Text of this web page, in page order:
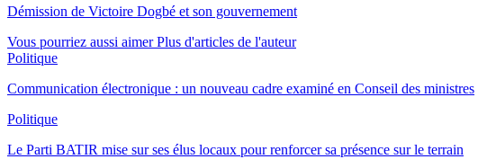
Démission de Victoire Dogbé et son gouvernement
Vous pourriez aussi aimer Plus d'articles de l'auteur
Politique
Communication électronique : un nouveau cadre examiné en Conseil des ministres
Politique
Le Parti BATIR mise sur ses élus locaux pour renforcer sa présence sur le terrain